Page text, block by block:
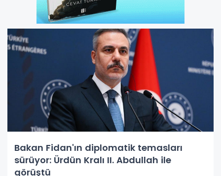
Bakan Fidan'ın diplomatik temasları
sürüyor: Ürdün Kralı II. Abdullah ile
görüştü